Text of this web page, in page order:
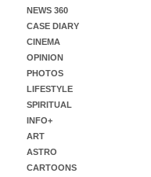
NEWS 360
CASE DIARY
CINEMA
OPINION
PHOTOS
LIFESTYLE
SPIRITUAL
INFO+
ART
ASTRO
CARTOONS